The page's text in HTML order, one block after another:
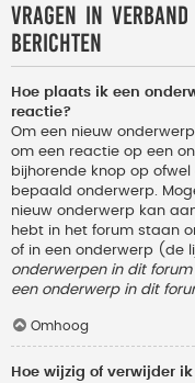
Vragen in
berichten
Hoe plaats ik een
reactie?
Om een nieuw
om een reactie op een
bijhorende knop op
bepaald onderwerp.
nieuw onderwerp kan
hebt in het forum staan
of in een onderwerp (de
onderwerpen in dit
een onderwerp in dit
Omhoog
Hoe wijzig of verwijder